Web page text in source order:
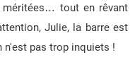
méritées… tout en rêvant
Julie, la barre est
n'est pas trop inquiets !